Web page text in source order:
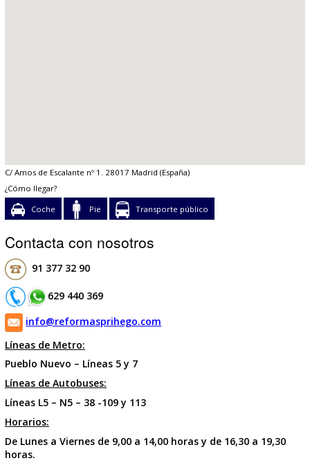
Confianza.
Realización de Reformas de baños, cocinas, viviendas,
comunidades..etc.
Con nosotros podrá realizar sus reformas con total
con los mejores especialistas en el sector.